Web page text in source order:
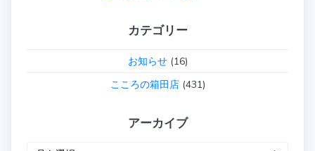
カテゴリー
お知らせ(16)
こころの箱田店(431)
アーカイブ